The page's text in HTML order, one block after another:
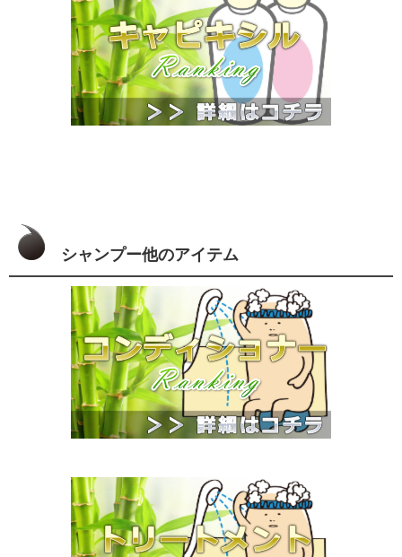
シャンプー他のアイテム